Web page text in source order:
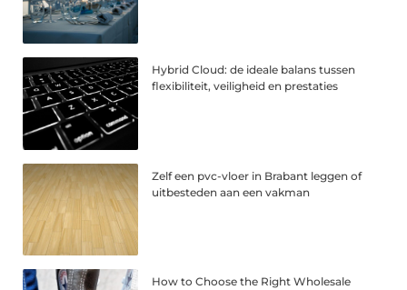
Hybrid Cloud: de ideale balans tussen
flexibiliteit, veiligheid en prestaties
Zelf een pvc-vloer in Brabant leggen of
uitbesteden aan een vakman
How to Choose the Right Wholesale